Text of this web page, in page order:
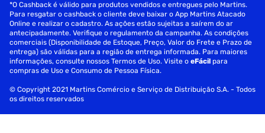
*O Cashback é válido para produtos vendidos e entregues pelo Martins.
Para resgatar o cashback o cliente deve baixar o App Martins Atacado
Online e realizar o cadastro. As ações estão sujeitas a saírem do ar
antecipadamente. Verifique o regulamento da campanha. As condições
comerciais (Disponibilidade de Estoque, Preço, Valor do Frete e Prazo de
entrega) são válidas para a região de entrega informada. Para maiores
informações, consulte nossos Termos de Uso. Visite oeFácil para
compras de Uso e Consumo de Pessoa Física.
© Copyright 2021 Martins Comércio e Serviço de Distribuição S.A. - Todos
os direitos reservados